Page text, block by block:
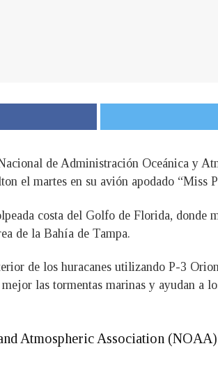
de Administración Oceánica y
el martes en su avión apodado “Miss
costa del Golfo de Florida, donde
de la Bahía de Tampa.
de los huracanes utilizando P-3
las tormentas marinas y ayudan a
Atmospheric Association